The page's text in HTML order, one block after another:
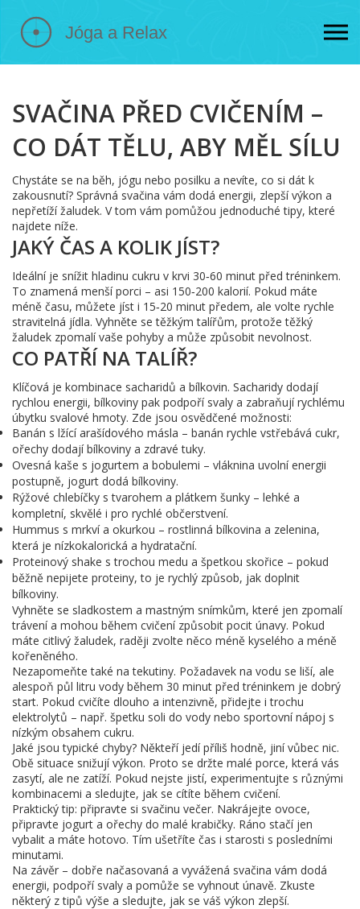
SVAČINA PŘED CVIČENÍM –
CO DÁT TĚLU, ABY MĚL SÍLU
Chystáte se na běh, jógu nebo posilku a nevíte, co si dát k
zakousnutí? Správná svačina vám dodá energii, zlepší výkon a
nepřetíží žaludek. V tom vám pomůžou jednoduché tipy, které
najdete níže.
JAKÝ ČAS A KOLIK JÍST?
Ideální je snížit hladinu cukru v krvi 30‑60 minut před tréninkem.
To znamená menší porci – asi 150‑200 kalorií. Pokud máte
méně času, můžete jíst i 15‑20 minut předem, ale volte rychle
stravitelná jídla. Vyhněte se těžkým talířům, protože těžký
žaludek zpomalí vaše pohyby a může způsobit nevolnost.
CO PATŘÍ NA TALÍŘ?
Klíčová je kombinace sacharidů a bílkovin. Sacharidy dodají
rychlou energii, bílkoviny pak podpoří svaly a zabraňují rychlému
úbytku svalové hmoty. Zde jsou osvědčené možnosti:
Banán s lžící arašídového másla – banán rychle vstřebává cukr,
ořechy dodají bílkoviny a zdravé tuky.
Ovesná kaše s jogurtem a bobulemi – vláknina uvolní energii
postupně, jogurt dodá bílkoviny.
Rýžové chlebíčky s tvarohem a plátkem šunky – lehké a
kompletní, skvělé i pro rychlé občerstvení.
Hummus s mrkví a okurkou – rostlinná bílkovina a zelenina,
která je nízkokalorická a hydratační.
Proteinový shake s trochou medu a špetkou skořice – pokud
běžně nepijete proteiny, to je rychlý způsob, jak doplnit
bílkoviny.
Vyhněte se sladkostem a mastným snímkům, které jen zpomalí
trávení a mohou během cvičení způsobit pocit únavy. Pokud
máte citlivý žaludek, raději zvolte něco méně kyselého a méně
kořeněného.
Nezapomeňte také na tekutiny. Požadavek na vodu se liší, ale
alespoň půl litru vody během 30 minut před tréninkem je dobrý
start. Pokud cvičíte dlouho a intenzivně, přidejte i trochu
elektrolytů – např. špetku soli do vody nebo sportovní nápoj s
nízkým obsahem cukru.
Jaké jsou typické chyby? Někteří jedí příliš hodně, jiní vůbec nic.
Obě situace snižují výkon. Proto se držte malé porce, která vás
zasytí, ale ne zatíží. Pokud nejste jistí, experimentujte s různými
kombinacemi a sledujte, jak se cítíte během cvičení.
Praktický tip: připravte si svačinu večer. Nakrájejte ovoce,
připravte jogurt a ořechy do malé krabičky. Ráno stačí jen
vybalit a máte hotovo. Tím ušetříte čas i starosti s posledními
minutami.
Na závěr – dobře načasovaná a vyvážená svačina vám dodá
energii, podpoří svaly a pomůže se vyhnout únavě. Zkuste
některý z tipů výše a sledujte, jak se váš výkon zlepší.